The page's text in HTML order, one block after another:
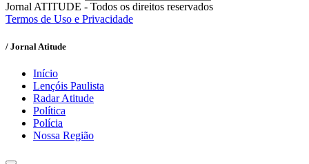
Jornal ATITUDE - Todos os direitos reservados
Termos de Uso e Privacidade
/ Jornal Atitude
Início
Lençóis Paulista
Radar Atitude
Política
Polícia
Nossa Região